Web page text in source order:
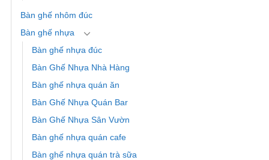
Bàn ghế nhôm đúc
Bàn ghế nhựa
Bàn ghế nhựa đúc
Bàn Ghế Nhựa Nhà Hàng
Bàn ghế nhựa quán ăn
Bàn Ghế Nhựa Quán Bar
Bàn Ghế Nhựa Sân Vườn
Bàn ghế nhựa quán cafe
Bàn ghế nhựa quán trà sữa